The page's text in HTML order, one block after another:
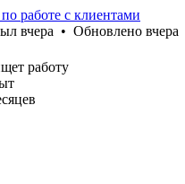
работе с клиентами
вчера • Обновлено вчера
работу